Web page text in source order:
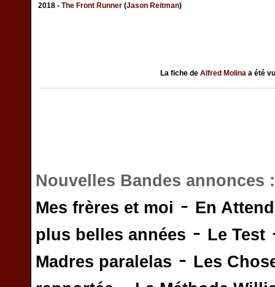
2018 - The Front Runner (Jason Reitman)
La fiche de Alfred Molina a été
Nouvelles Bandes annonces
Mes frères et moi - En
plus belles années - Le Test
Madres paralelas - Les